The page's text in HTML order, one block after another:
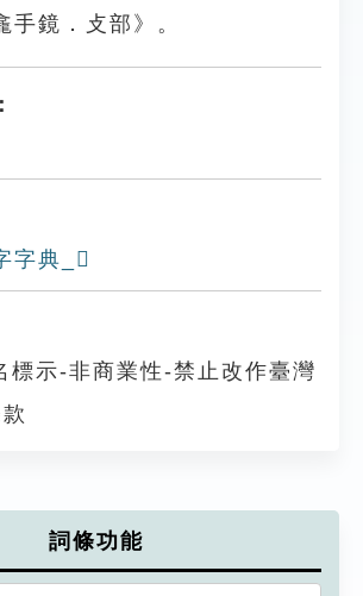
手鏡．攴部》。
字典_𢼕
標示-非商業性-禁止改作臺灣
詞條功能